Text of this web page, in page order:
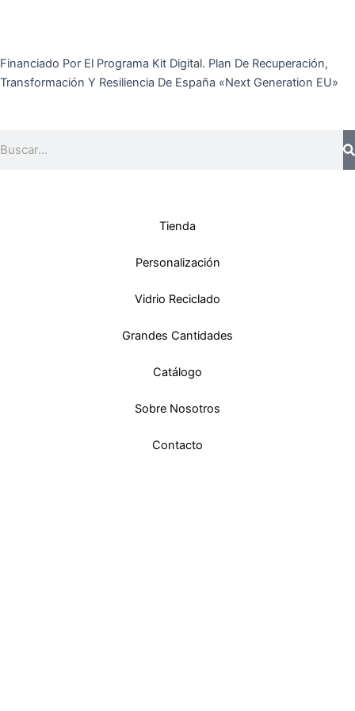
Financiado Por El Programa Kit Digital. Plan De Recuperación,
Transformación Y Resiliencia De España «Next Generation EU»
Tienda
Personalización
Vidrio Reciclado
Grandes Cantidades
Catálogo
Sobre Nosotros
Contacto